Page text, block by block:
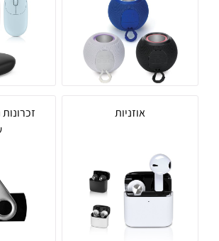
אוזניות
זכרונות